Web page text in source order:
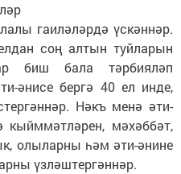
гаиләләрдә үскәннәр.
соң алтын туйларын
биш бала тәрбияләп
әнисе бергә 40 ел инде,
Нәкъ менә әти-
кыйммәтләрен, мәхәббәт,
олыларны һәм әти-әнине
үзләштергәннәр.